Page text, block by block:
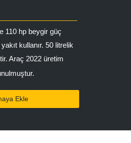
110 hp beygir güç
kullanır. 50 litrelik
Araç 2022 üretim
Ekle